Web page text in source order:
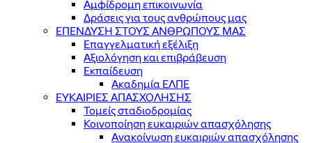
Αμφίδρομη επικοινωνία
Δράσεις για τους ανθρώπους μας
ΕΠΕΝΔΥΣΗ ΣΤΟΥΣ ΑΝΘΡΩΠΟΥΣ ΜΑΣ
Επαγγελματική εξέλιξη
Αξιολόγηση και επιβράβευση
Εκπαίδευση
Ακαδημία ΕΛΠΕ
ΕΥΚΑΙΡΙΕΣ ΑΠΑΣΧΟΛΗΣΗΣ
Τομείς σταδιοδρομίας
Κοινοποίηση ευκαιριών απασχόλησης
Ανακοίνωση ευκαιριών απασχόλησης